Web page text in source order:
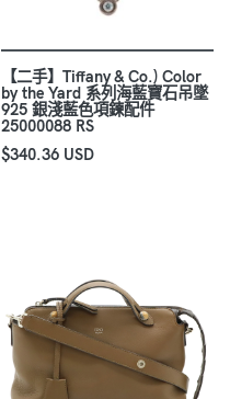
【二手】Tiffany & Co.) Color
by the Yard 系列海藍寶石吊墜
925 銀淺藍色項鍊配件
25000088 RS
$340.36 USD